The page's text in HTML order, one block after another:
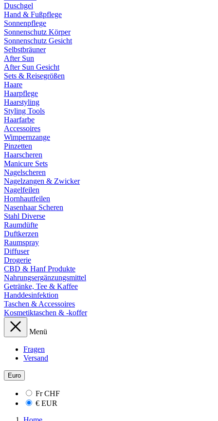
Duschgel
Hand & Fußpflege
Sonnenpflege
Sonnenschutz Körper
Sonnenschutz Gesicht
Selbstbräuner
After Sun
After Sun Gesicht
Sets & Reisegrößen
Haare
Haarpflege
Haarstyling
Styling Tools
Haarfarbe
Accessoires
Wimpernzange
Pinzetten
Haarscheren
Manicure Sets
Nagelscheren
Nagelzangen & Zwicker
Nagelfeilen
Hornhautfeilen
Nasenhaar Scheren
Stahl Diverse
Raumdüfte
Duftkerzen
Raumspray
Diffuser
Drogerie
CBD & Hanf Produkte
Nahrungsergänzungsmittel
Getränke, Tee & Kaffee
Handdesinfektion
Taschen & Accessoires
Kosmetiktaschen & -koffer
Menü
Fragen
Versand
Euro
FrCHF
€ EUR